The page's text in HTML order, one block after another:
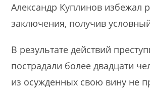
Александр Куплинов избежал
заключения, получив
В результате действий
пострадали более двадцати
из осужденных свою вину не